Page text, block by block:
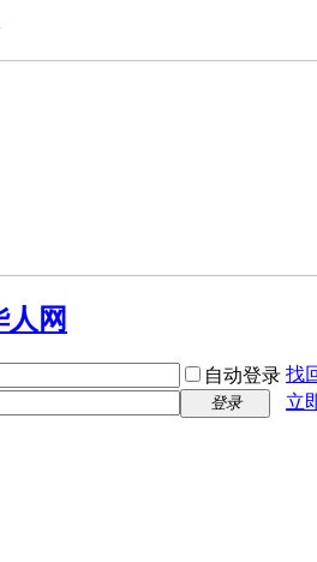
自动登录 找
登录
立